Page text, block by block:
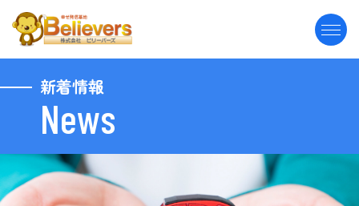
新着情報
News